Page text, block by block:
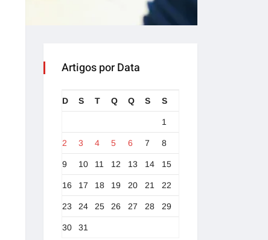
Artigos por Data
D S T Q Q S S
1
2 3 4 5 6 7 8
9 10 11 12 13 14 15
16 17 18 19 20 21 22
23 24 25 26 27 28 29
30 31